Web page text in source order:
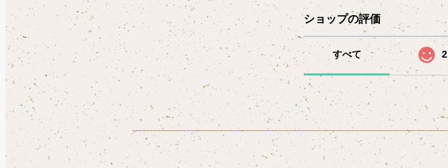
ショップの評価
すべて 2